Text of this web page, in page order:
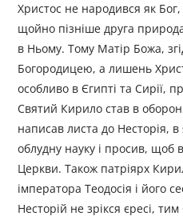
Христос не народився як
щойно пізніше друга
в Ньому. Тому Матір Божа,
Богородицею, а лишень
особливо в Єгипті та Сирії,
Святий Кирило став в
написав листа до Несторія,
облудну науку і просив, щоб
Церкви. Також патріярх
імператора Теодосія і його
Несторій не зрікся єресі,